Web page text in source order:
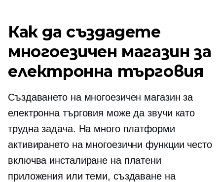
Как да създадете
многоезичен магазин за
електронна търговия
Създаването на многоезичен магазин за
електронна търговия може да звучи като
трудна задача. На много платформи
активирането на многоезични функции често
включва инсталиране на платени
приложения или теми, създаване на